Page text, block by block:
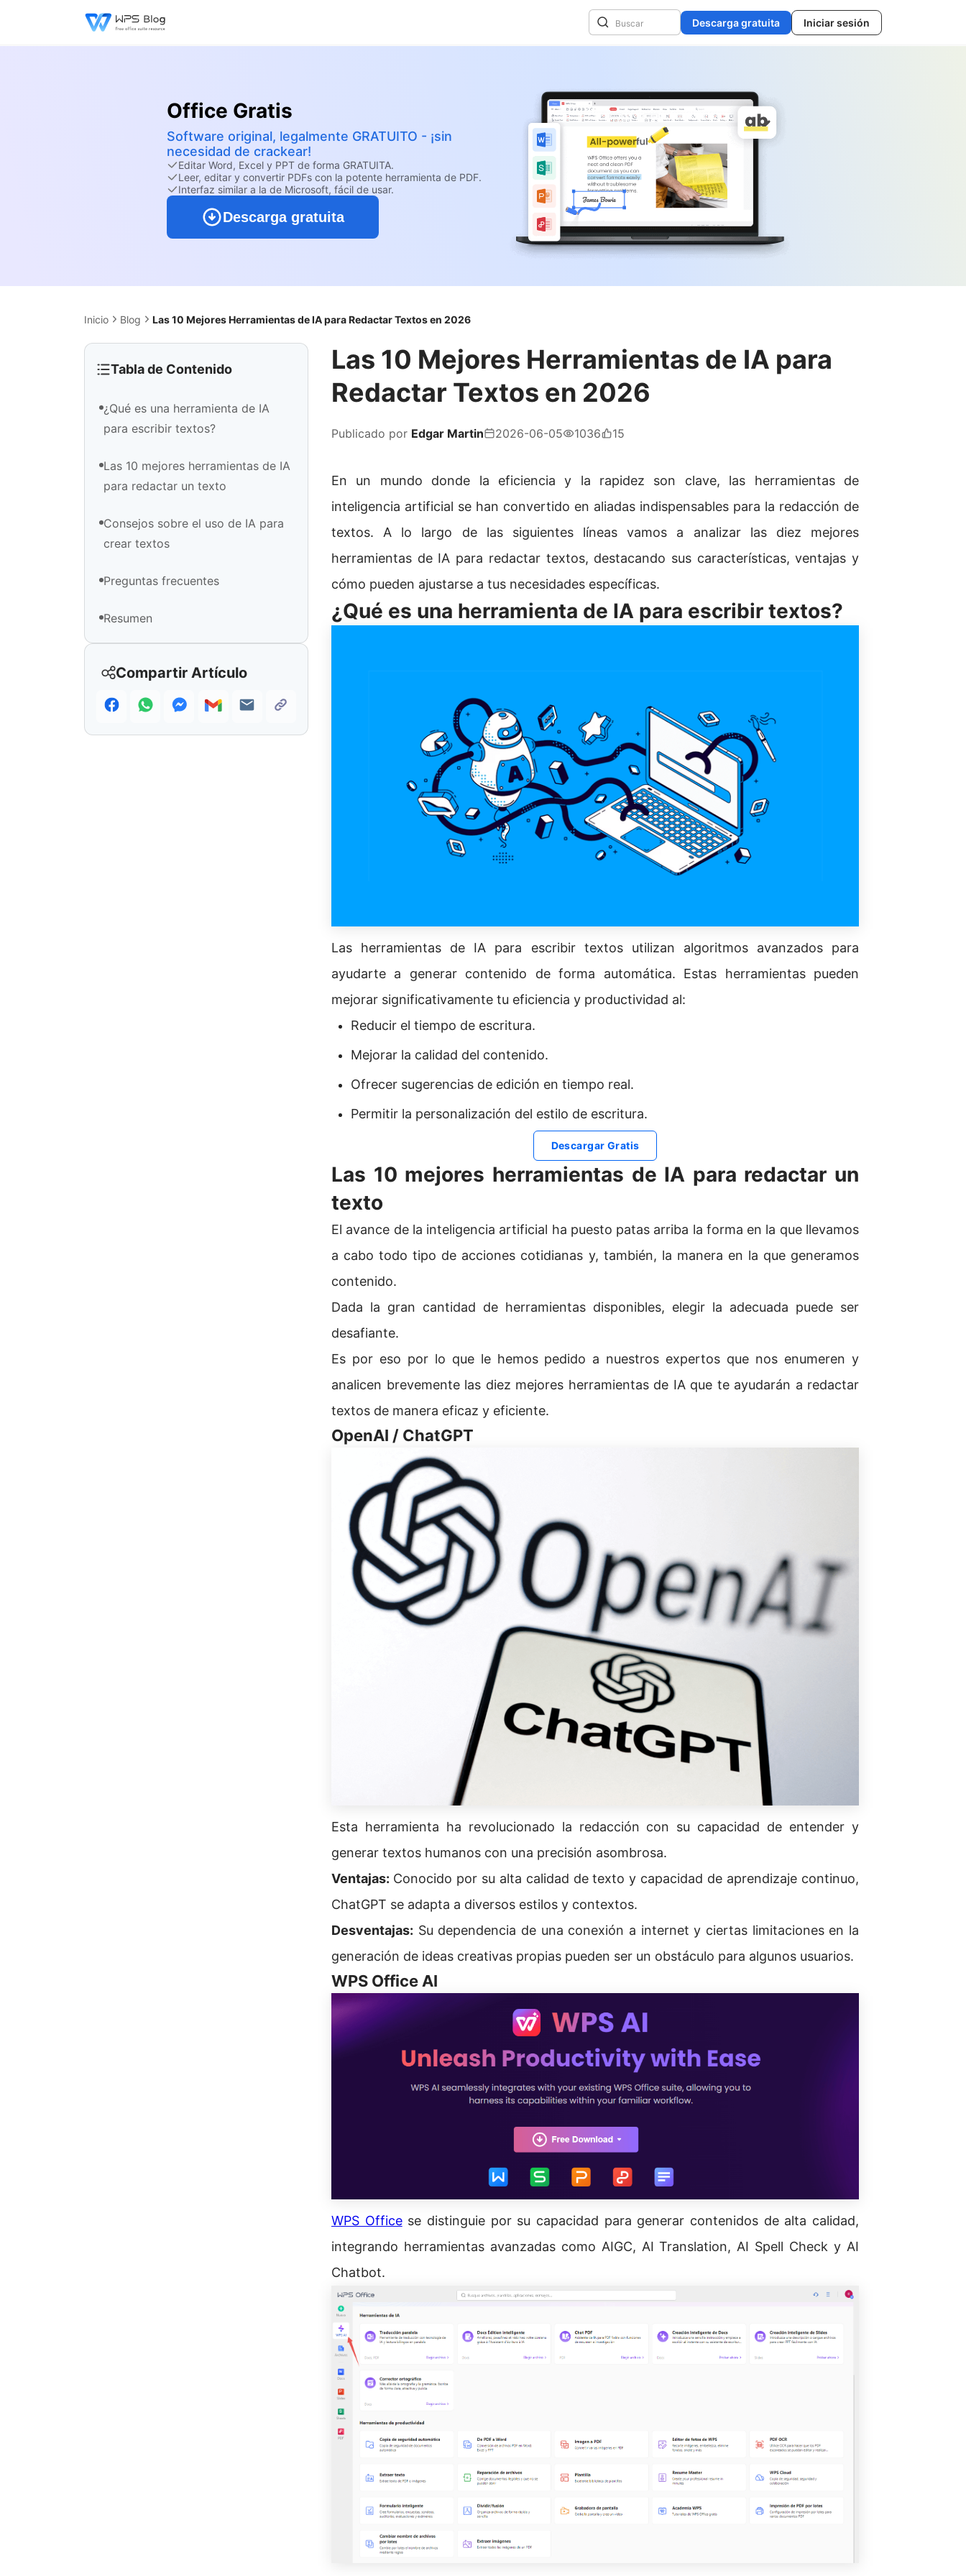
Descarga gratuita Iniciar sesión
Office Gratis
Software original, legalmente GRATUITO - ¡sin
necesidad de crackear!
Editar Word, Excel y PPT de forma GRATUITA.
Leer, editar y convertir PDFs con la potente herramienta de PDF.
Interfaz similar a la de Microsoft, fácil de usar.
Descarga gratuita
Inicio Blog Las 10 Mejores Herramientas de IA para Redactar Textos en 2026
Tabla de Contenido
¿Qué es una herramienta de IA
para escribir textos?
Las 10 mejores herramientas de IA
para redactar un texto
Consejos sobre el uso de IA para
crear textos
Preguntas frecuentes
Resumen
Compartir Artículo
Las 10 Mejores Herramientas de IA para
Redactar Textos en 2026
Publicado por Edgar Martin 2026-06-05 1036 15
En un mundo donde la eficiencia y la rapidez son clave, las herramientas de
inteligencia artificial se han convertido en aliadas indispensables para la redacción de
textos. A lo largo de las siguientes líneas vamos a analizar las diez mejores
herramientas de IA para redactar textos, destacando sus características, ventajas y
cómo pueden ajustarse a tus necesidades específicas.
¿Qué es una herramienta de IA para escribir textos?
Las herramientas de IA para escribir textos utilizan algoritmos avanzados para
ayudarte a generar contenido de forma automática. Estas herramientas pueden
mejorar significativamente tu eficiencia y productividad al:
Reducir el tiempo de escritura.
Mejorar la calidad del contenido.
Ofrecer sugerencias de edición en tiempo real.
Permitir la personalización del estilo de escritura.
Descargar Gratis
Las 10 mejores herramientas de IA para redactar un
texto
El avance de la inteligencia artificial ha puesto patas arriba la forma en la que llevamos
a cabo todo tipo de acciones cotidianas y, también, la manera en la que generamos
contenido.
Dada la gran cantidad de herramientas disponibles, elegir la adecuada puede ser
desafiante.
Es por eso por lo que le hemos pedido a nuestros expertos que nos enumeren y
analicen brevemente las diez mejores herramientas de IA que te ayudarán a redactar
textos de manera eficaz y eficiente.
OpenAI / ChatGPT
Esta herramienta ha revolucionado la redacción con su capacidad de entender y
generar textos humanos con una precisión asombrosa.
Ventajas: Conocido por su alta calidad de texto y capacidad de aprendizaje continuo,
ChatGPT se adapta a diversos estilos y contextos.
Desventajas: Su dependencia de una conexión a internet y ciertas limitaciones en la
generación de ideas creativas propias pueden ser un obstáculo para algunos usuarios.
WPS Office AI
WPS Officese distinguie por su capacidad para generar contenidos de alta calidad,
integrando herramientas avanzadas como AIGC, AI Translation, AI Spell Check y AI
Chatbot.